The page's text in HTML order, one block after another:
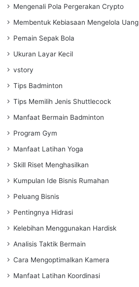
Mengenali Pola Pergerakan Crypto
Membentuk Kebiasaan Mengelola Uang
Pemain Sepak Bola
Ukuran Layar Kecil
vstory
Tips Badminton
Tips Memilih Jenis Shuttlecock
Manfaat Bermain Badminton
Program Gym
Manfaat Latihan Yoga
Skill Riset Menghasilkan
Kumpulan Ide Bisnis Rumahan
Peluang Bisnis
Pentingnya Hidrasi
Kelebihan Menggunakan Hardisk
Analisis Taktik Bermain
Cara Mengoptimalkan Kamera
Manfaat Latihan Koordinasi